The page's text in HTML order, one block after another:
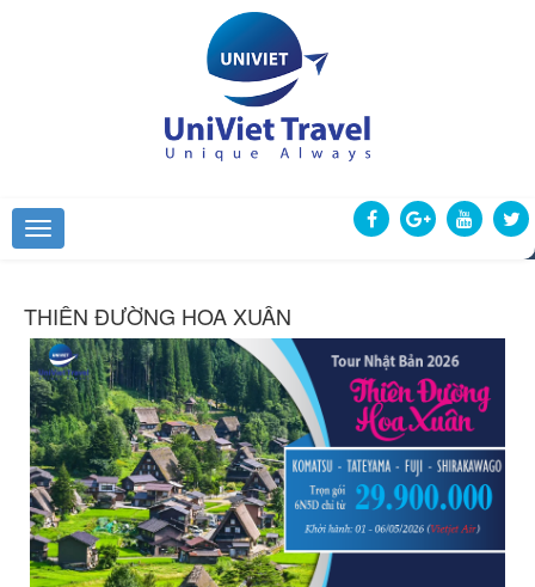
THIÊN ĐƯỜNG HOA XUÂN